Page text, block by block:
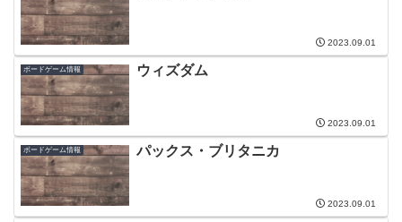
2023.09.01
ボードゲーム情報 ウィズダム
2023.09.01
ボードゲーム情報 パックス・ブリタニカ
2023.09.01